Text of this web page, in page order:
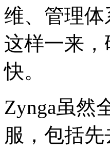
维、管理
这样一来
快。
Zynga虽然
服，包括